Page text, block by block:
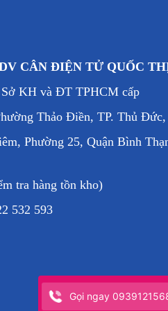
CÂN ĐIỆN TỬ QUỐC
KH và ĐT TPHCM cấp
Thảo Điền, TP. Thủ
Phường 25, Quận Bình
tra hàng tồn kho)
532 593
Gọi ngay